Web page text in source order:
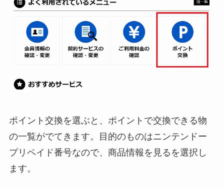
ポイント交換を選ぶと、ポイントで交換できる物
の一覧がでてきます。目的のものはニンテンドー
プリペイド番号なので、商品情報を見るを選択し
ます。